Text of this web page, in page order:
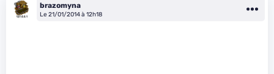
brazomyna
Le 21/01/2014 à 12h18